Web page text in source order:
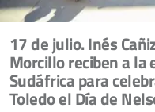
17 de julio. Inés
Morcillo reciben a la
Sudáfrica para
Toledo el Día de